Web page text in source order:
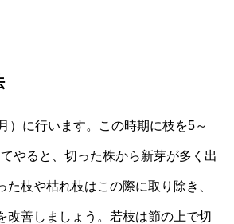
）に行います。この時期に枝を5～
やると、切った株から新芽が多く出
た枝や枯れ枝はこの際に取り除き、
改善しましょう。若枝は節の上で切